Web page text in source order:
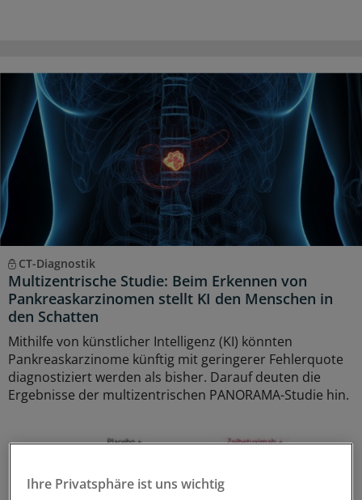
CT-Diagnostik
Multizentrische Studie: Beim Erkennen von
Pankreaskarzinomen stellt KI den Menschen in
den Schatten
Mithilfe von künstlicher Intelligenz (KI) könnten
Pankreaskarzinome künftig mit geringerer Fehlerquote
diagnostiziert werden als bisher. Darauf deuten die
Ergebnisse der multizentrischen PANORAMA-Studie hin.
Ihre Privatsphäre ist uns wichtig